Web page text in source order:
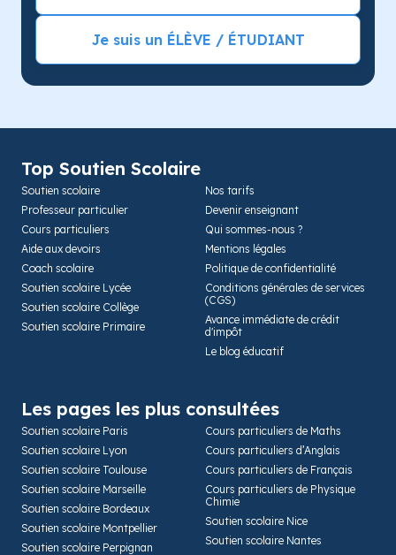
Je suis un ÉLÈVE / ÉTUDIANT
Top Soutien Scolaire
Soutien scolaire
Professeur particulier
Cours particuliers
Aide aux devoirs
Coach scolaire
Soutien scolaire Lycée
Soutien scolaire Collège
Soutien scolaire Primaire
Nos tarifs
Devenir enseignant
Qui sommes-nous ?
Mentions légales
Politique de confidentialité
Conditions générales de services
(CGS)
Avance immédiate de crédit
d'impôt
Le blog éducatif
Les pages les plus consultées
Soutien scolaire Paris
Soutien scolaire Lyon
Soutien scolaire Toulouse
Soutien scolaire Marseille
Soutien scolaire Bordeaux
Soutien scolaire Montpellier
Soutien scolaire Perpignan
Cours particuliers de Maths
Cours particuliers d’Anglais
Cours particuliers de Français
Cours particuliers de Physique
Chimie
Soutien scolaire Nice
Soutien scolaire Nantes